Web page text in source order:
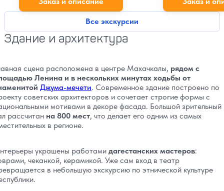
Все экскурсии
Здание и архитектура
сцена расположена в центре Махачкалы, рядом с
Ленина и в нескольких минутах ходьбы от
Джума-мечети. Современное здание построено по
советских архитекторов и сочетает строгие формы с
мотивами в декоре фасада. Большой зрительный
рассчитан на 800 мест, что делает его одним из самых
в регионе.
украшены работами дагестанских мастеров:
чеканкой, керамикой. Уже сам вход в театр
в небольшую экскурсию по этнической культуре